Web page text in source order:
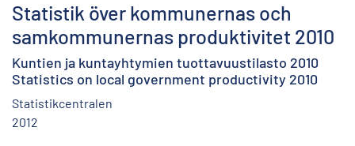
Statistik över kommunernas och
samkommunernas produktivitet 2010
Kuntien ja kuntayhtymien tuottavuustilasto 2010
Statistics on local government productivity 2010
Statistikcentralen
2012